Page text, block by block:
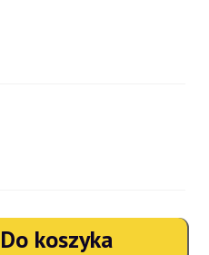
Do koszyka